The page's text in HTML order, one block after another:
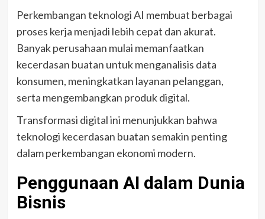
Perkembangan teknologi AI membuat berbagai
proses kerja menjadi lebih cepat dan akurat.
Banyak perusahaan mulai memanfaatkan
kecerdasan buatan untuk menganalisis data
konsumen, meningkatkan layanan pelanggan,
serta mengembangkan produk digital.
Transformasi digital ini menunjukkan bahwa
teknologi kecerdasan buatan semakin penting
dalam perkembangan ekonomi modern.
Penggunaan AI dalam Dunia
Bisnis